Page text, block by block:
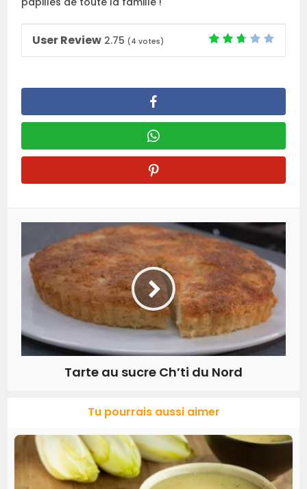
User Review 2.75 (4 votes)
Tarte au sucre Ch’ti du Nord
Tu pourrais aussi aimer